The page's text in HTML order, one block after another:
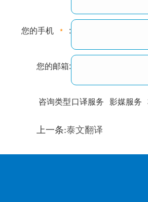
您的手机 :
您的邮箱:
咨询类型口译服务 影媒服务
训翻译 标准级
上一条:泰文翻译